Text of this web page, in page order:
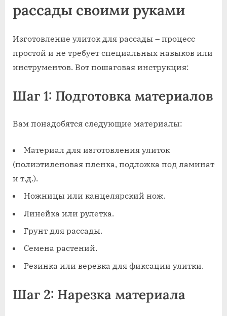
рассады своими руками
Изготовление улиток для рассады – процесс
простой и не требует специальных навыков или
инструментов. Вот пошаговая инструкция:
Шаг 1: Подготовка материалов
Вам понадобятся следующие материалы:
Материал для изготовления улиток
(полиэтиленовая пленка, подложка под ламинат
и т.д.).
Ножницы или канцелярский нож.
Линейка или рулетка.
Грунт для рассады.
Семена растений.
Резинка или веревка для фиксации улитки.
Шаг 2: Нарезка материала